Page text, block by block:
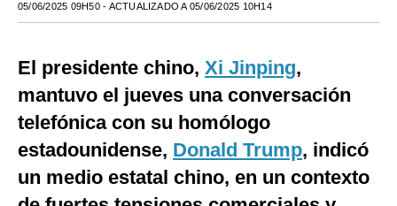
España
Tecnología
Club del Suscriptor
Mix
05/06/2025 09H50- ACTUALIZADO A 05/06/2025 10H14
El presidente chino, Xi Jinping,
mantuvo el jueves una conversación
telefónica con su homólogo
estadounidense, Donald Trump, indicó
un medio estatal chino, en un contexto